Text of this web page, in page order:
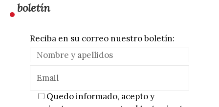
boletín
Reciba en su correo nuestro boletín:
Quedo informado, acepto y